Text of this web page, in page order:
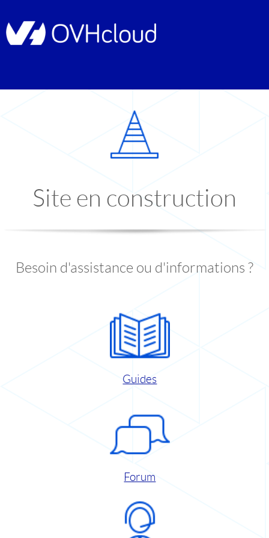
Site en construction
Besoin d'assistance ou d'informations ?
Guides
Forum